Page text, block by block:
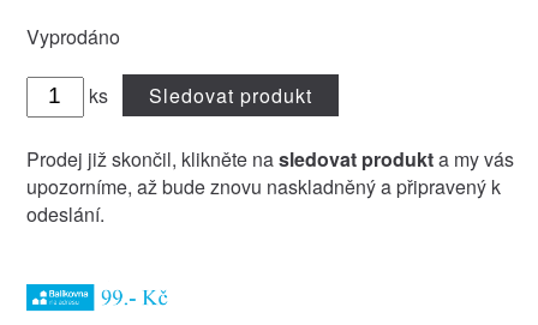
Vyprodáno
ks Sledovat produkt
Prodej již skončil, klikněte nasledovat produkta my vás
upozorníme, až bude znovu naskladněný a připravený k
odeslání.